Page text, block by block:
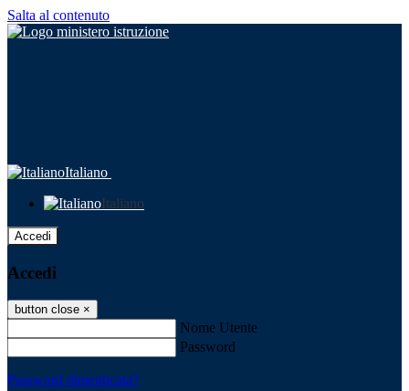
Salta al contenuto
Italiano
Italiano
Accedi
Accedi
button close ×
Nome Utente
Password
Password dimenticata?